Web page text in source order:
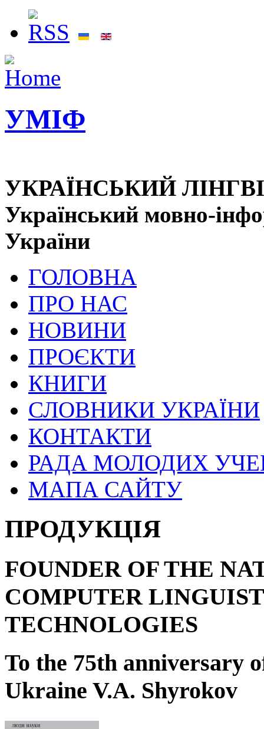
УМІФ
УКРАЇНСЬКИЙ
Український мовно-
України
ГОЛОВНА
ПРО НАС
НОВИНИ
ПРОЄКТИ
КНИГИ
СЛОВНИКИ УКРАЇНИ
КОНТАКТИ
РАДА МОЛОДИХ
МАПА САЙТУ
ПРОДУКЦІЯ
FOUNDER OF THE
COMPUTER
TECHNOLOGIES
To the 75th anniversary
Ukraine V.A. Shyrokov